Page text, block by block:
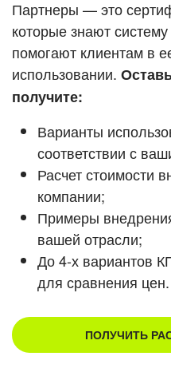
Партнеры — это
которые знают
помогают клиентам в
использовании.
получите:
Варианты
соответствии с
Расчет стоимости
компании;
Примеры
вашей отрасли;
До 4-х вариантов
для сравнения цен.
ПОЛУЧИТЬ